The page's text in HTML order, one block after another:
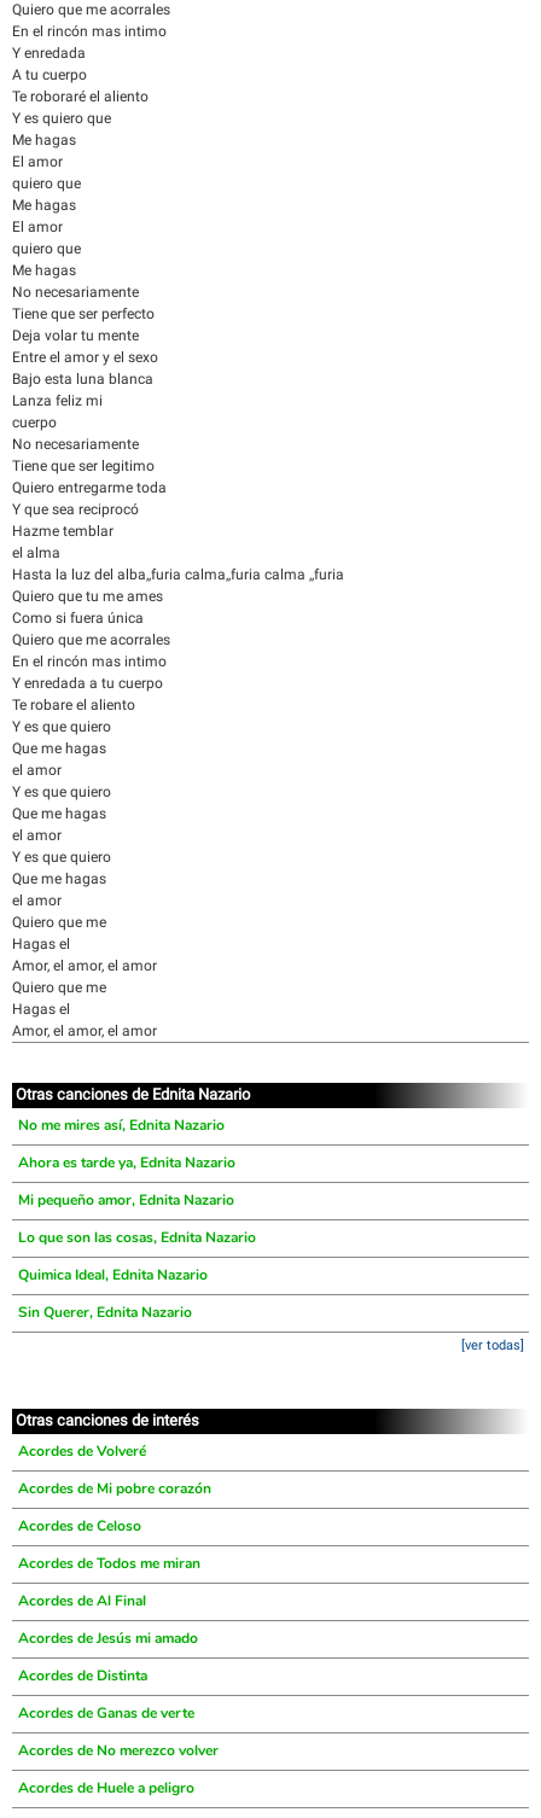
Quiero que me acorrales
En el rincón mas intimo
Y enredada
A tu cuerpo
Te roboraré el aliento
Y es quiero que
Me hagas
El amor
quiero que
Me hagas
El amor
quiero que
Me hagas
No necesariamente
Tiene que ser perfecto
Deja volar tu mente
Entre el amor y el sexo
Bajo esta luna blanca
Lanza feliz mi
cuerpo
No necesariamente
Tiene que ser legitimo
Quiero entregarme toda
Y que sea reciprocó
Hazme temblar
el alma
Hasta la luz del alba,,furia calma,,furia calma ,,furia
Quiero que tu me ames
Como si fuera única
Quiero que me acorrales
En el rincón mas intimo
Y enredada a tu cuerpo
Te robare el aliento
Y es que quiero
Que me hagas
el amor
Y es que quiero
Que me hagas
el amor
Y es que quiero
Que me hagas
el amor
Quiero que me
Hagas el
Amor, el amor, el amor
Quiero que me
Hagas el
Amor, el amor, el amor
Otras canciones de Ednita Nazario
No me mires así, Ednita Nazario
Ahora es tarde ya, Ednita Nazario
Mi pequeño amor, Ednita Nazario
Lo que son las cosas, Ednita Nazario
Quimica Ideal, Ednita Nazario
Sin Querer, Ednita Nazario
[ver todas]
Otras canciones de interés
Acordes de Volveré
Acordes de Mi pobre corazón
Acordes de Celoso
Acordes de Todos me miran
Acordes de Al Final
Acordes de Jesús mi amado
Acordes de Distinta
Acordes de Ganas de verte
Acordes de No merezco volver
Acordes de Huele a peligro